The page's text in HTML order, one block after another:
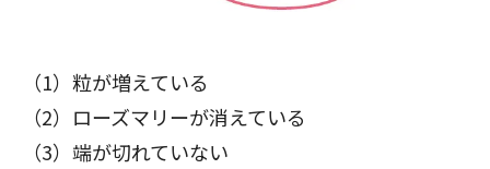
（1）粒が増えている
（2）ローズマリーが消えている
（3）端が切れていない